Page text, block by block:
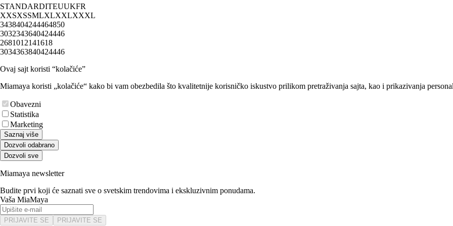
STANDARDITEUUKFR
XXSXSSMLXLXXLXXXL
3438404244464850
3032343640424446
2681012141618
3034363840424446
Ovaj sajt koristi “kolačiće”
Miamaya koristi „kolačiće“ kako bi vam obezbedila što kvalitetnije korisničko iskustvo prilikom pretraživanja sajta, kao i prikazivanja
Obavezni
Statistika
Marketing
Saznaj više
Dozvoli odabrano
Dozvoli sve
Miamaya newsletter
Budite prvi koji će saznati sve o svetskim trendovima i ekskluzivnim ponudama.
Vaša MiaMaya
PRIJAVITE SE PRIJAVITE SE